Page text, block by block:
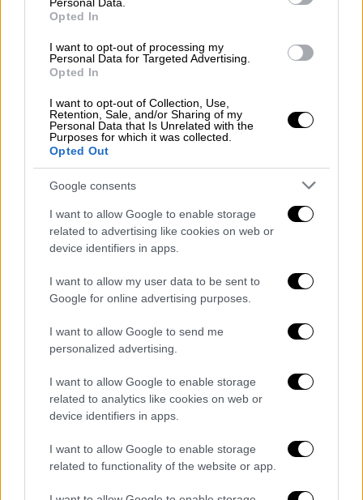
Opted In
I want to opt-out of processing my
Personal Data for Targeted Advertising.
Opted In
I want to opt-out of Collection, Use,
Retention, Sale, and/or Sharing of my
Personal Data that Is Unrelated with the
Purposes for which it was collected.
Opted Out
Google consents
I want to allow Google to enable storage
related to advertising like cookies on web or
device identifiers in apps.
I want to allow my user data to be sent to
Google for online advertising purposes.
I want to allow Google to send me
personalized advertising.
I want to allow Google to enable storage
related to analytics like cookies on web or
device identifiers in apps.
I want to allow Google to enable storage
related to functionality of the website or app.
Κληρονομική Μοναρχία.
Μετά την εκθρόνιση του βασιλιά Όθωνα το
1862, υπογράφηκε στο Λονδίνο, στις 29
Επαναδιαπραγμάτευσης των εγγυήσεων των
τριών (3) Μεγάλων Δυνάμεων, δηλαδή της
Αγγλίας, της Γαλλίας και της Ρωσίας.
H Συνθήκη Εγγυήσεως για την Κύπρο
συγκαταλέγεται μεν στην δέσμη των
συμφωνιών, που είναι γνωστές ως
<συμφωνίες 1959="">, υπεγράφη όμως στην
Λευκωσία, στις 16 Αυγούστου 1960 από την
Αγγλία, την Ελλάδα και την Τουρκία.
Αποτελείται από πέντε (5) άρθρα με τα οποία
τα τρία (3) υπογράφοντα κράτη <
εγγυώνται
1) την διαφύλαξη και την προάσπιση της
ανεξαρτησίας και της εδαφικής
ακεραιότητας της Κύπρου, 2) την
παρεμπόδιση της ένωσης της Κύπρου με
παρεμπόδιση και αποτροπή της διχοτόμισης